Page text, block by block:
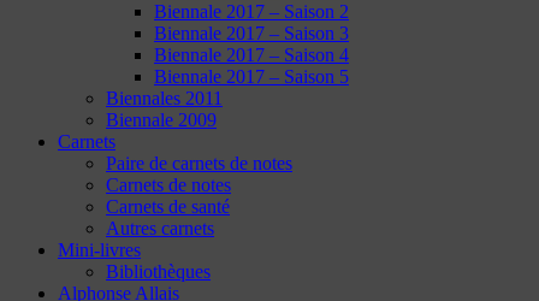
Biennale 2017 – Saison 2
Biennale 2017 – Saison 3
Biennale 2017 – Saison 4
Biennale 2017 – Saison 5
Biennales 2011
Biennale 2009
Carnets
Paire de carnets de notes
Carnets de notes
Carnets de santé
Autres carnets
Mini-livres
Bibliothèques
Alphonse Allais